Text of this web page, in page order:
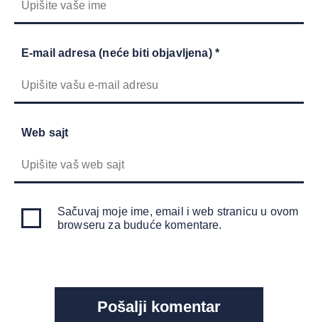
E-mail adresa (neće biti objavljena) *
Web sajt
Sačuvaj moje ime, email i web stranicu u ovom
browseru za buduće komentare.